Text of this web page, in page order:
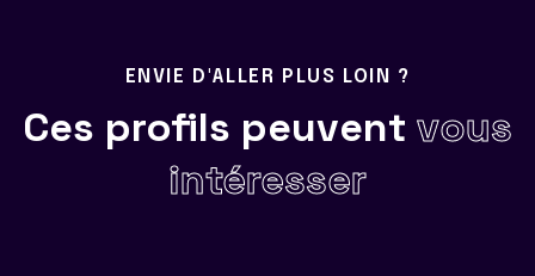
ENVIE D'ALLER PLUS LOIN ?
Ces profils peuvent vous
intéresser